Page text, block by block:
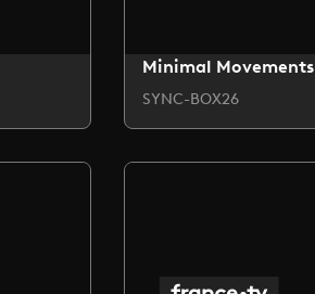
Minimal Movements
SYNC-BOX26